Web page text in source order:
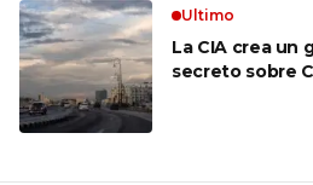
Ultimo
La CIA crea un
secreto sobre